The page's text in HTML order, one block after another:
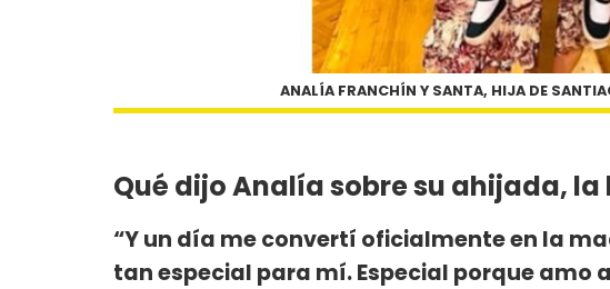
ANALÍA FRANCHÍN Y SANTA, HIJA DE
Qué dijo Analía sobre su ahijada,
“Y un día me convertí oficialmente en la
tan especial para mí. Especial porque amo